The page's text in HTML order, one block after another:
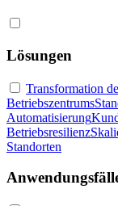
Lösungen
Transformation
Betriebszentrums
Automatisierung
Betriebsresilienz
Standorten